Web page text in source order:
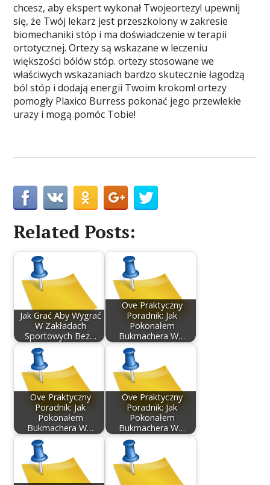
chcesz, aby ekspert wykonał Twojeortezy! upewnij
się, że Twój lekarz jest przeszkolony w zakresie
biomechaniki stóp i ma doświadczenie w terapii
ortotycznej. Ortezy są wskazane w leczeniu
większości bólów stóp. ortezy stosowane we
właściwych wskazaniach bardzo skutecznie łagodzą
ból stóp i dodają energii Twoim krokom! ortezy
pomogły Plaxico Burress pokonać jego przewlekłe
urazy i mogą pomóc Tobie!
Related Posts:
Jak Grać Aby Wygrać
W Zakładach
Sportowych Bez…
Ove Praktyczny
Poradnik: Jak
Pokonałem
Bukmachera W…
Ove Praktyczny
Poradnik: Jak
Pokonałem
Bukmachera W…
Ove Praktyczny
Poradnik: Jak
Pokonałem
Bukmachera W…